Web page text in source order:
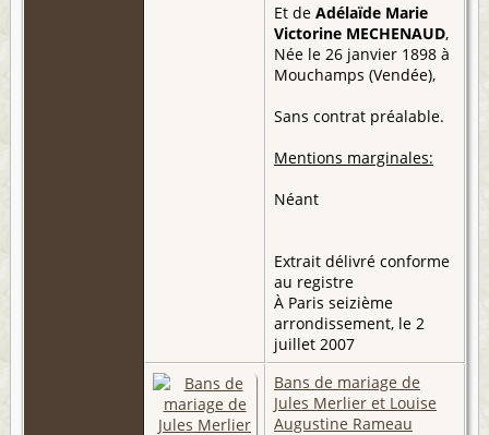
Et de Adélaïde Marie
Victorine MECHENAUD,
Née le 26 janvier 1898 à
Mouchamps (Vendée),
Sans contrat préalable.
Mentions marginales:
Néant
Extrait délivré conforme
au registre
À Paris seizième
arrondissement, le 2
juillet 2007
Bans de mariage de
Jules Merlier et Louise
Augustine Rameau